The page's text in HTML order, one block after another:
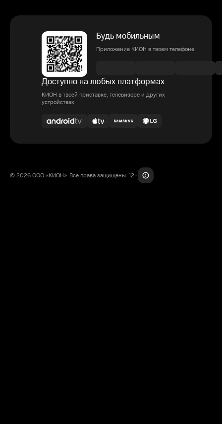
Будь мобильным
Приложение КИОН в твоем телефоне
Доступно на любых платформах
КИОН в твоей приставке, телевизоре и других
устройствах
© 2026 ООО «КИОН». Все права защищены. 12+